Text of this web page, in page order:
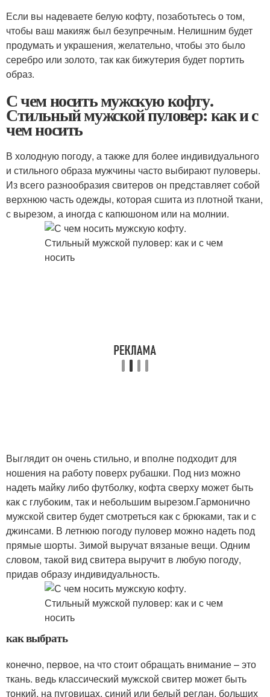
Если вы надеваете белую кофту, позаботьтесь о том,
чтобы ваш макияж был безупречным. Нелишним будет
продумать и украшения, желательно, чтобы это было
серебро или золото, так как бижутерия будет портить
образ.
С чем носить мужскую кофту.
Стильный мужской пуловер: как и с
чем носить
В холодную погоду, а также для более индивидуального
и стильного образа мужчины часто выбирают пуловеры.
Из всего разнообразия свитеров он представляет собой
верхнюю часть одежды, которая сшита из плотной ткани,
с вырезом, а иногда с капюшоном или на молнии.
Выглядит он очень стильно, и вполне подходит для
ношения на работу поверх рубашки. Под низ можно
надеть майку либо футболку, кофта сверху может быть
как с глубоким, так и небольшим вырезом.Гармонично
мужской свитер будет смотреться как с брюками, так и с
джинсами. В летнюю погоду пуловер можно надеть под
прямые шорты. Зимой выручат вязаные вещи. Одним
словом, такой вид свитера выручит в любую погоду,
придав образу индивидуальность.
как выбрать
конечно, первое, на что стоит обращать внимание – это
ткань. ведь классический мужской свитер может быть
тонкий, на пуговицах, синий или белый реглан, больших